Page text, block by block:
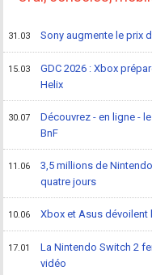
31.03 Sony augmente le prix
15.03
GDC 2026 : Xbox
Helix
30.07
Découvrez - en ligne -
BnF
11.06
3,5 millions de
quatre jours
10.06 Xbox et Asus dévoilent
17.01
La Nintendo Switch 2
vidéo